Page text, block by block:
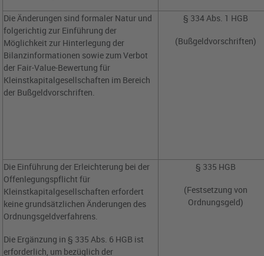
Die Änderungen sind formaler Natur und
folgerichtig zur Einführung der
Möglichkeit zur Hinterlegung der
Bilanzinformationen sowie zum Verbot
der Fair-Value-Bewertung für
Kleinstkapitalgesellschaften im Bereich
der Bußgeldvorschriften.
§ 334 Abs. 1 HGB
(Bußgeldvorschriften)
Die Einführung der Erleichterung bei der
Offenlegungspflicht für
Kleinstkapitalgesellschaften erfordert
keine grundsätzlichen Änderungen des
Ordnungsgeldverfahrens.
Die Ergänzung in § 335 Abs. 6 HGB ist
erforderlich, um bezüglich der
§ 335 HGB
(Festsetzung von
Ordnungsgeld)